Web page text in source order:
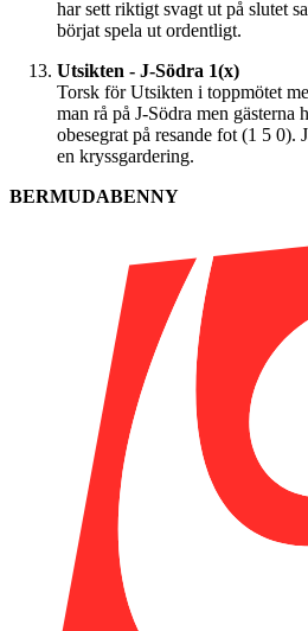
har sett riktigt svagt ut på slutet
börjat spela ut ordentligt.
Utsikten - J-Södra 1(x)
Torsk för Utsikten i toppmötet
man rå på J-Södra men
obesegrat på resande fot (1 5 0).
en kryssgardering.
BERMUDABENNY